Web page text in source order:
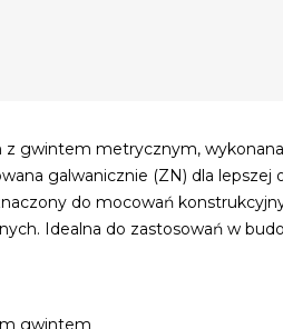
z gwintem metrycznym,
galwanicznie (ZN) dla
do mocowań
Idealna do zastosowań w
gwintem